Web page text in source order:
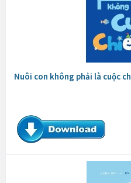
Nuôi con không phải là cuộc